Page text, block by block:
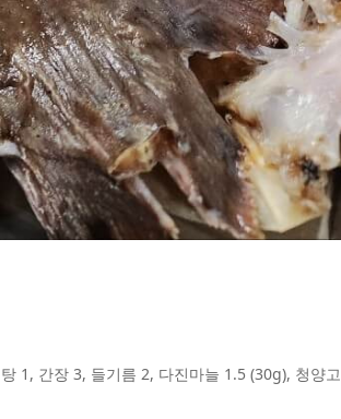
1, 간장 3, 들기름 2, 다진마늘 1.5 (30g), 청양고